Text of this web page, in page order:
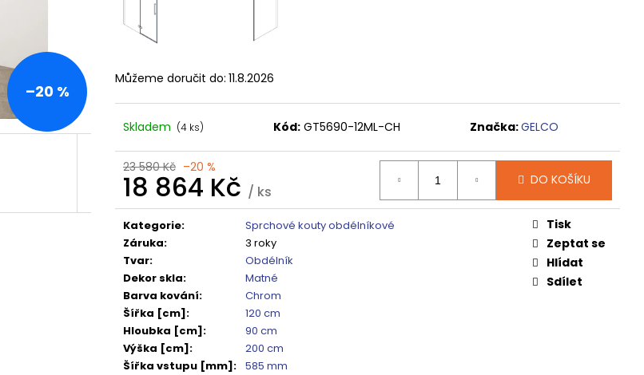
Můžeme doručit do: 11.8.2026
Skladem (4 ks) Kód: GT5690-12ML-CH Značka:GELCO
23 580 Kč –20 %
18 864 Kč / ks
Měrná
cena:
DO KOŠÍKU
Kategorie:
Sprchové kouty obdélníkové
Záruka:
3 roky
Tvar:
Obdélník
Dekor skla:
Matné
Barva kování:
Chrom
Šířka [cm]:
120 cm
Hloubka [cm]:
90 cm
Výška [cm]:
200 cm
Šířka vstupu [mm]: 585 mm
Tisk
Zeptat se
Hlídat
Sdílet
–20 %
20 990 Kč